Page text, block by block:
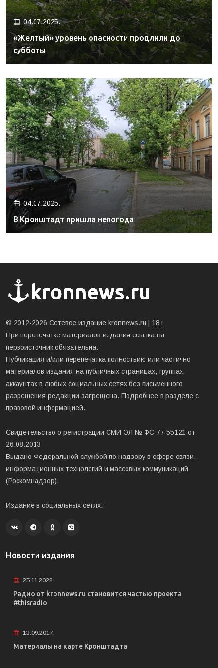
04.07.2025.
«Желтый» уровень опасности продлили до
субботы
04.07.2025.
В Кронштадт пришла непогода
© 2012-2026 Сетевое издание kronnews.ru | 18+
При перепечатке материалов издания ссылка на
первоисточник обязательна.
Публикация и/или перепечатка полностьию или частично
материалов издания на публичных страницах, группах,
аккаунтах в любых социальных сетях без письменного
разрешения редакции запрещена. Подробнее в разделе с
правовой информацией.
Свидетельство о регистрации СМИ ЭЛ № ФС 77-55121 от
26.08.2013
Выдано Федеральной службой по надзору в сфере связи,
информационных технологий и массовых коммуникаций
(Роскомнадзор).
Издание в социальных сетях:
Новости издания
25.11.2022.
Радио от kronnews.ru становится частью проекта
#thisradio
13.09.2017.
Материалы на карте Кронштадта